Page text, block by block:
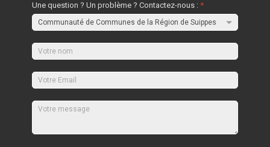
Une question ? Un problème ? Contactez-nous :*